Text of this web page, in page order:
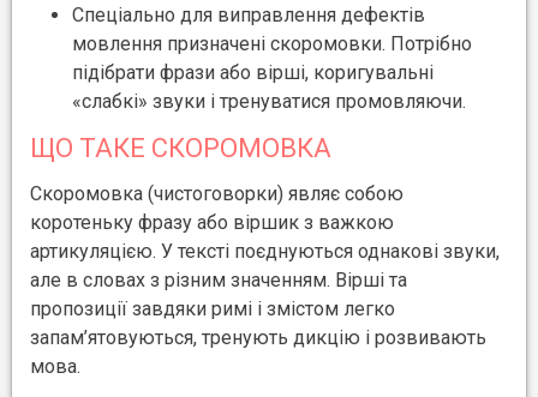
Спеціально для виправлення дефектів
мовлення призначені скоромовки. Потрібно
підібрати фрази або вірші, коригувальні
«слабкі» звуки і тренуватися промовляючи.
ЩО ТАКЕ СКОРОМОВКА
Скоромовка (чистоговорки) являє собою
коротеньку фразу або віршик з важкою
артикуляцією. У тексті поєднуються однакові звуки,
але в словах з різним значенням. Вірші та
пропозиції завдяки римі і змістом легко
запам’ятовуються, тренують дикцію і розвивають
мова.